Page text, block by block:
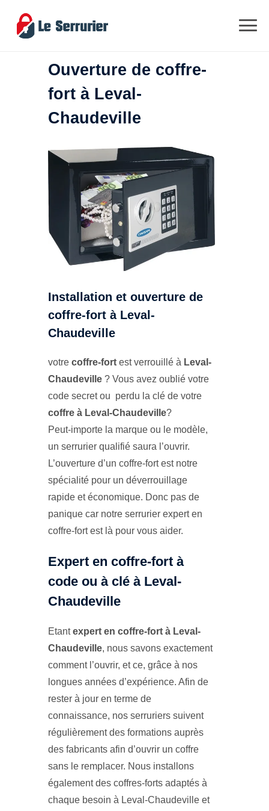
Ouverture de coffre-
fort à Leval-
Chaudeville
Installation et ouverture de
coffre-fort à Leval-
Chaudeville
votre coffre-fort est verrouillé à Leval-
Chaudeville ? Vous avez oublié votre
code secret ou perdu la clé de votre
coffre à Leval-Chaudeville?
Peut-importe la marque ou le modèle,
un serrurier qualifié saura l’ouvrir.
L’ouverture d’un coffre-fort est notre
spécialité pour un déverrouillage
rapide et économique. Donc pas de
panique car notre serrurier expert en
coffre-fort est là pour vous aider.
Expert en coffre-fort à
code ou à clé à Leval-
Chaudeville
Etantexpert en coffre-fort à Leval-
Chaudeville, nous savons exactement
comment l’ouvrir, et ce, grâce à nos
longues années d’expérience. Afin de
rester à jour en terme de
connaissance, nos serruriers suivent
régulièrement des formations auprès
des fabricants afin d’ouvrir un coffre
sans le remplacer. Nous installons
également des coffres-forts adaptés à
chaque besoin à Leval-Chaudeville et